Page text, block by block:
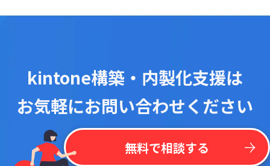
kintone構築・内製化支援は
お気軽にお問い合わせください
無料で相談する